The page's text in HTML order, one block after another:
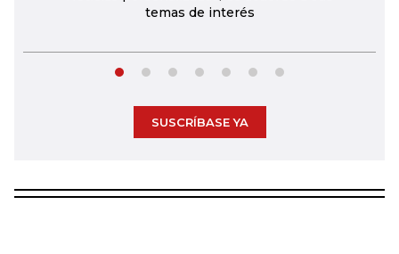
temas de interés
SUSCRÍBASE YA